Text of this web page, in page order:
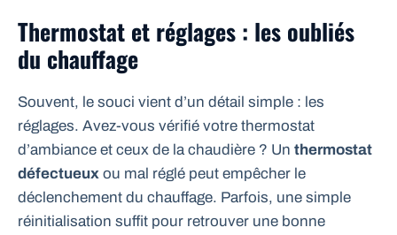
Thermostat et réglages : les oubliés
du chauffage
Souvent, le souci vient d’un détail simple : les
réglages. Avez-vous vérifié votre thermostat
d’ambiance et ceux de la chaudière ? Un thermostat
défectueux ou mal réglé peut empêcher le
déclenchement du chauffage. Parfois, une simple
réinitialisation suffit pour retrouver une bonne